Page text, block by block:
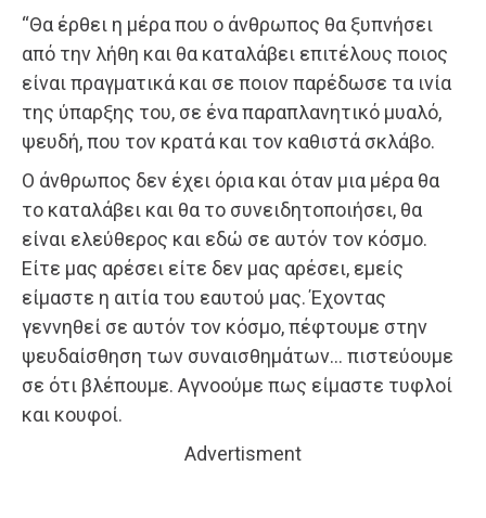
“Θα έρθει η μέρα που ο άνθρωπος θα ξυπνήσει
από την λήθη και θα καταλάβει επιτέλους ποιος
είναι πραγματικά και σε ποιον παρέδωσε τα ινία
της ύπαρξης του, σε ένα παραπλανητικό μυαλό,
ψευδή, που τον κρατά και τον καθιστά σκλάβο.
Ο άνθρωπος δεν έχει όρια και όταν μια μέρα θα
το καταλάβει και θα το συνειδητοποιήσει, θα
είναι ελεύθερος και εδώ σε αυτόν τον κόσμο.
Είτε μας αρέσει είτε δεν μας αρέσει, εμείς
είμαστε η αιτία του εαυτού μας. Έχοντας
γεννηθεί σε αυτόν τον κόσμο, πέφτουμε στην
ψευδαίσθηση των συναισθημάτων… πιστεύουμε
σε ότι βλέπουμε. Αγνοούμε πως είμαστε τυφλοί
και κουφοί.
Advertisment